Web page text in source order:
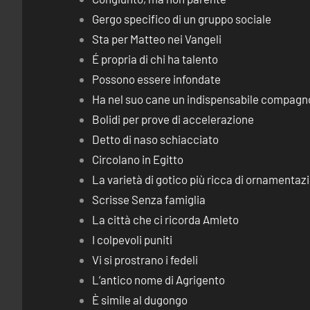
Gergo specifico di un gruppo sociale
Sta per Matteo nei Vangeli
É propria di chi ha talento
Possono essere infondate
Ha nel suo cane un indispensabile
Bolidi per prove di accelerazione
Detto di naso schiacciato
Circolano in Egitto
La varietà di gotico più ricca di
Scrisse Senza famiglia
La città che ci ricorda Amleto
I colpevoli puniti
Vi si prostrano i fedeli
L’antico nome di Agrigento
È simile al dugongo